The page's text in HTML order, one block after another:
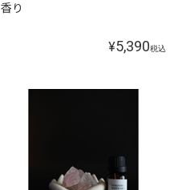
香り
¥5,390税込